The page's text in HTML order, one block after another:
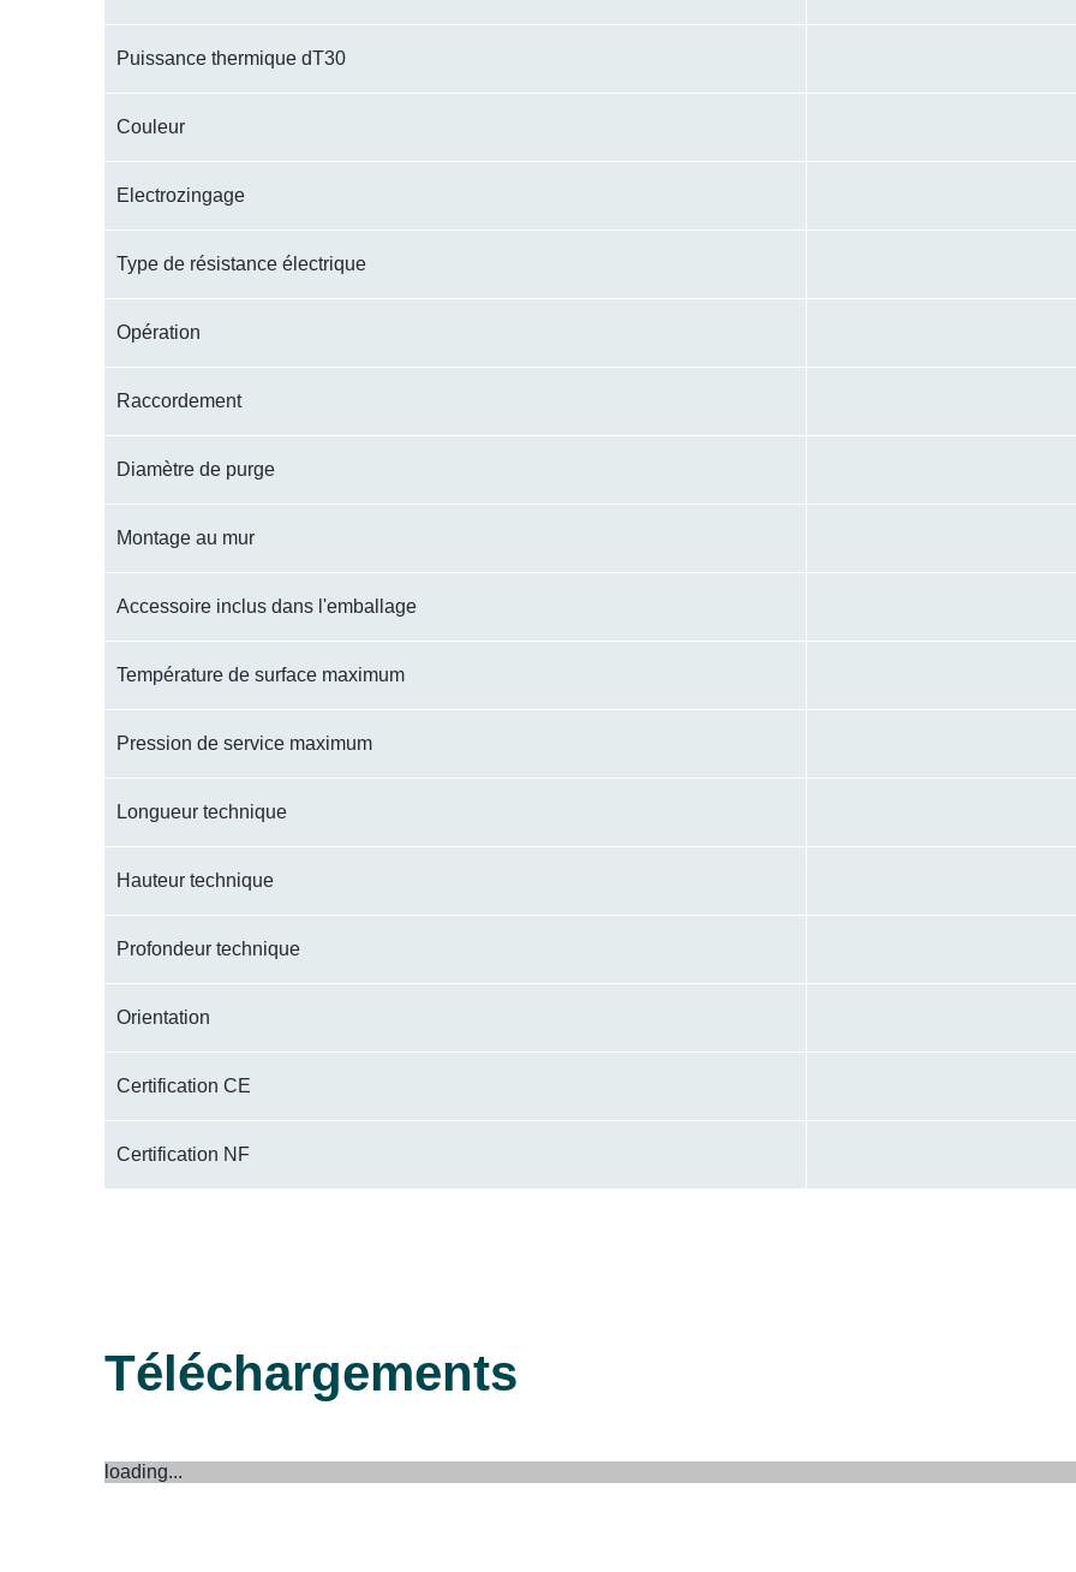
Puissance thermique dT30
Couleur
Electrozingage
Type de résistance électrique
Opération
Raccordement
Diamètre de purge
Montage au mur
Accessoire inclus dans l'emballage
Température de surface maximum
Pression de service maximum
Longueur technique
Hauteur technique
Profondeur technique
Orientation
Certification CE
Certification NF
Téléchargements
loading...